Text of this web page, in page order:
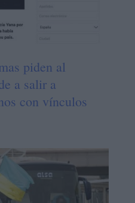
piden al
a salir a
con vínculos